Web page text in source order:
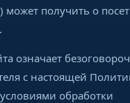
получить о
.
означает
с настоящей
обработки